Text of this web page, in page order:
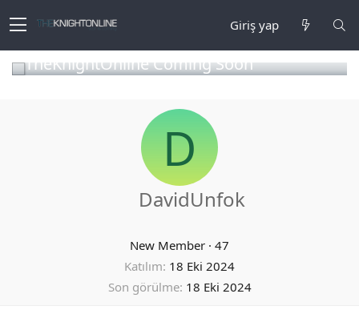
Giriş yap
TheKnightOnline Coming Soon
D
DavidUnfok
New Member · 47
Katılım 18 Eki 2024
Son görülme 18 Eki 2024